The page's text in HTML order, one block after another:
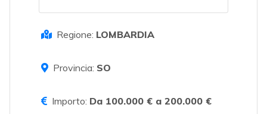
Regione: LOMBARDIA
Provincia: SO
Importo: Da 100.000 € a 200.000 €